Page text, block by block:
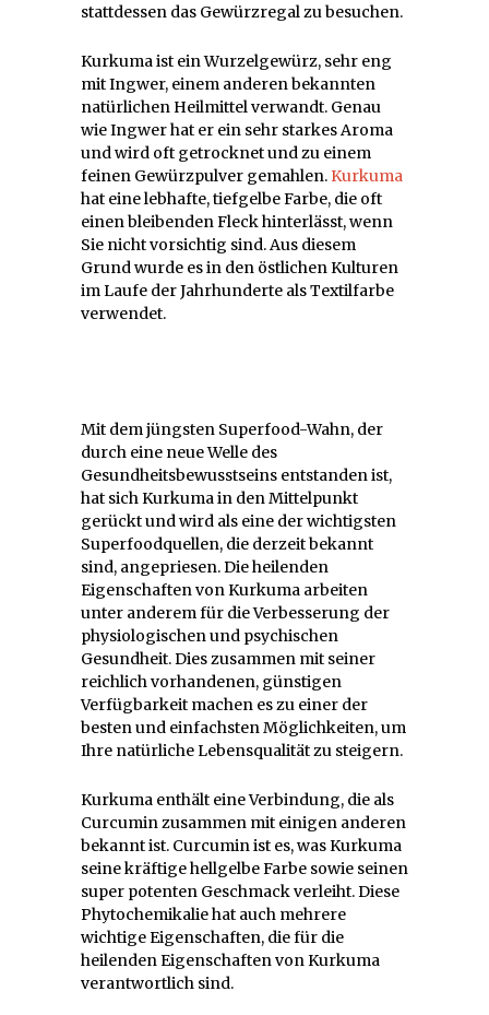
stattdessen das Gewürzregal zu besuchen.
Kurkuma ist ein Wurzelgewürz, sehr eng
mit Ingwer, einem anderen bekannten
natürlichen Heilmittel verwandt. Genau
wie Ingwer hat er ein sehr starkes Aroma
und wird oft getrocknet und zu einem
feinen Gewürzpulver gemahlen. Kurkuma
hat eine lebhafte, tiefgelbe Farbe, die oft
einen bleibenden Fleck hinterlässt, wenn
Sie nicht vorsichtig sind. Aus diesem
Grund wurde es in den östlichen Kulturen
im Laufe der Jahrhunderte als Textilfarbe
verwendet.
Mit dem jüngsten Superfood-Wahn, der
durch eine neue Welle des
Gesundheitsbewusstseins entstanden ist,
hat sich Kurkuma in den Mittelpunkt
gerückt und wird als eine der wichtigsten
Superfoodquellen, die derzeit bekannt
sind, angepriesen. Die heilenden
Eigenschaften von Kurkuma arbeiten
unter anderem für die Verbesserung der
physiologischen und psychischen
Gesundheit. Dies zusammen mit seiner
reichlich vorhandenen, günstigen
Verfügbarkeit machen es zu einer der
besten und einfachsten Möglichkeiten, um
Ihre natürliche Lebensqualität zu steigern.
Kurkuma enthält eine Verbindung, die als
Curcumin zusammen mit einigen anderen
bekannt ist. Curcumin ist es, was Kurkuma
seine kräftige hellgelbe Farbe sowie seinen
super potenten Geschmack verleiht. Diese
Phytochemikalie hat auch mehrere
wichtige Eigenschaften, die für die
heilenden Eigenschaften von Kurkuma
verantwortlich sind.